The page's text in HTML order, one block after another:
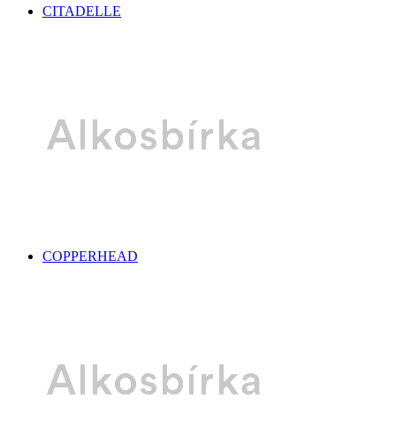
CITADELLE
COPPERHEAD